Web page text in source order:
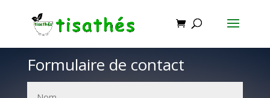
Formulaire de contact